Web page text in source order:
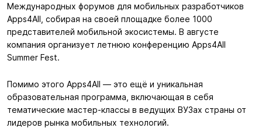
Международных форумов для мобильных разработчиков
Apps4All, собирая на своей площадке более 1000
представителей мобильной экосистемы. В августе
компания организует летнюю конференцию Apps4All
Summer Fest.
Помимо этого Apps4All — это ещё и уникальная
образовательная программа, включающая в себя
тематические мастер-классы в ведущих ВУЗах страны от
лидеров рынка мобильных технологий.